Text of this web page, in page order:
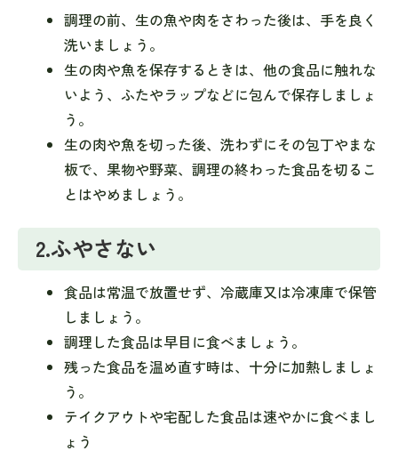
調理の前、生の魚や肉をさわった後は、手を良く
洗いましょう。
生の肉や魚を保存するときは、他の食品に触れな
いよう、ふたやラップなどに包んで保存しましょ
う。
生の肉や魚を切った後、洗わずにその包丁やまな
板で、果物や野菜、調理の終わった食品を切るこ
とはやめましょう。
2.ふやさない
食品は常温で放置せず、冷蔵庫又は冷凍庫で保管
しましょう。
調理した食品は早目に食べましょう。
残った食品を温め直す時は、十分に加熱しましょ
う。
テイクアウトや宅配した食品は速やかに食べまし
ょう